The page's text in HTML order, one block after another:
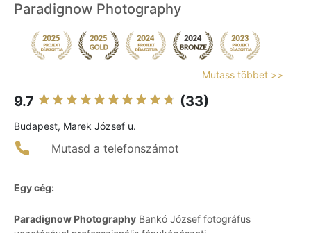
Paradignow Photography
Mutass többet >>
9.7 (33)
Budapest, Marek József u.
Mutasd a telefonszámot
Egy cég:
Paradignow Photography Bankó József fotográfus